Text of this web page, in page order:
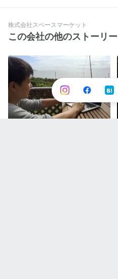
株式会社スペースマーケット
この会社の他のストーリー